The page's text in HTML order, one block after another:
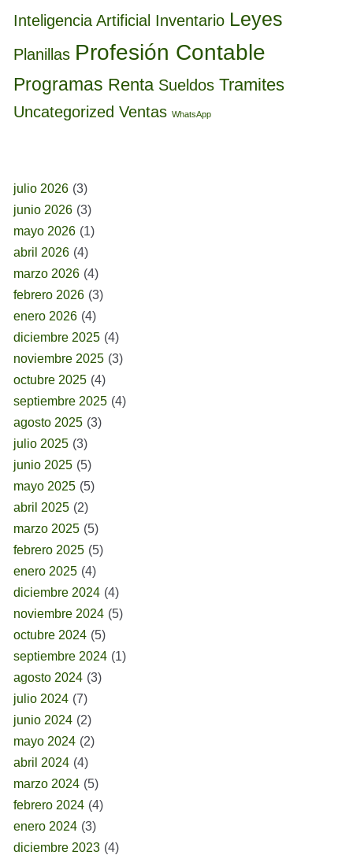
Inteligencia Artificial Inventario Leyes
Planillas Profesión Contable
Programas Renta Sueldos Tramites
Uncategorized Ventas WhatsApp
julio 2026 (3)
junio 2026 (3)
mayo 2026 (1)
abril 2026 (4)
marzo 2026 (4)
febrero 2026 (3)
enero 2026 (4)
diciembre 2025 (4)
noviembre 2025 (3)
octubre 2025 (4)
septiembre 2025 (4)
agosto 2025 (3)
julio 2025 (3)
junio 2025 (5)
mayo 2025 (5)
abril 2025 (2)
marzo 2025 (5)
febrero 2025 (5)
enero 2025 (4)
diciembre 2024 (4)
noviembre 2024 (5)
octubre 2024 (5)
septiembre 2024 (1)
agosto 2024 (3)
julio 2024 (7)
junio 2024 (2)
mayo 2024 (2)
abril 2024 (4)
marzo 2024 (5)
febrero 2024 (4)
enero 2024 (3)
diciembre 2023 (4)